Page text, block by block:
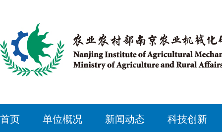
首页 单位概况 新闻动态 科技创新